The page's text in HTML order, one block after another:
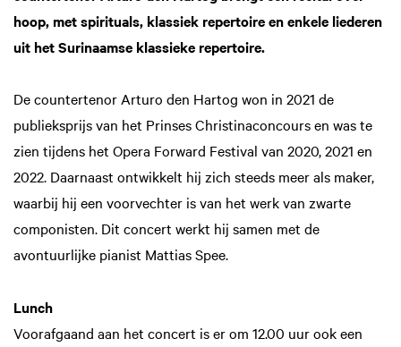
hoop, met spirituals, klassiek repertoire en enkele liederen
uit het Surinaamse klassieke repertoire.
De countertenor Arturo den Hartog won in 2021 de
publieksprijs van het Prinses Christinaconcours en was te
zien tijdens het Opera Forward Festival van 2020, 2021 en
2022. Daarnaast ontwikkelt hij zich steeds meer als maker,
waarbij hij een voorvechter is van het werk van zwarte
componisten. Dit concert werkt hij samen met de
avontuurlijke pianist Mattias Spee.
Lunch
Voorafgaand aan het concert is er om 12.00 uur ook een